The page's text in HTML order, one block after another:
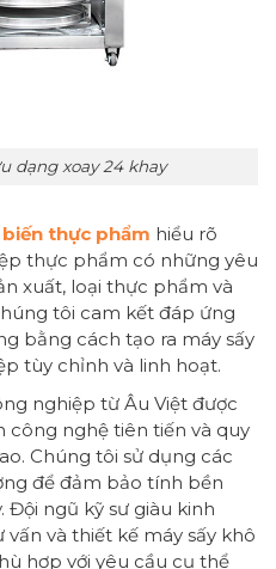
dạng xoay 24 khay
thực phẩm hiểu rõ
thực phẩm có những yêu
xuất, loại thực phẩm và
tôi cam kết đáp ứng
bằng cách tạo ra máy sấy
tùy chỉnh và linh hoạt.
nghiệp từ Âu Việt được
công nghệ tiên tiến và quy
Chúng tôi sử dụng các
để đảm bảo tính bền
Đội ngũ kỹ sư giàu kinh
và thiết kế máy sấy khô
hợp với yêu cầu cụ thể